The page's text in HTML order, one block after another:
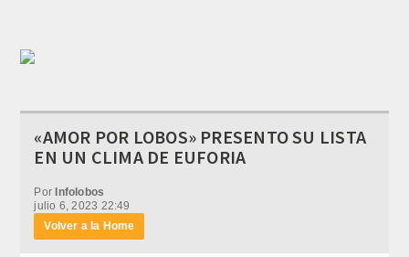
«AMOR POR LOBOS» PRESENTO SU LISTA
EN UN CLIMA DE EUFORIA
Por Infolobos
julio 6, 2023 22:49
Volver a la Home